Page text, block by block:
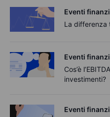
Eventi
La differenza
Eventi
Cos’è
investimenti?
Eventi